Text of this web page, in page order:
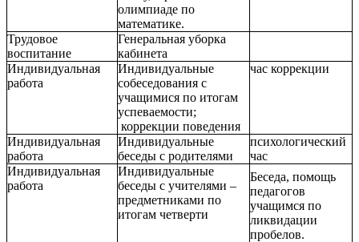
олимпиаде по
математике.
Трудовое
воспитание
Генеральная уборка
кабинета
Индивидуальная
работа
Индивидуальные
собеседования с
учащимися по итогам
успеваемости;
коррекции поведения
час коррекции
Индивидуальная
работа
Индивидуальные
беседы с родителями
психологический
час
Индивидуальная
работа
Индивидуальные
беседы с учителями –
предметниками по
итогам четверти
Беседа, помощь
педагогов
учащимся по
ликвидации
пробелов.